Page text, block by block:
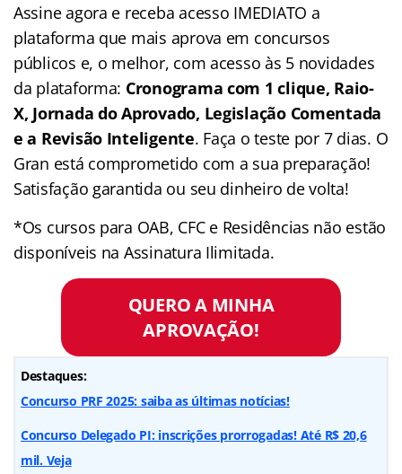
Assine agora e receba acesso IMEDIATO a
plataforma que mais aprova em concursos
públicos e, o melhor, com acesso às 5 novidades
da plataforma: Cronograma com 1 clique, Raio-
X, Jornada do Aprovado, Legislação Comentada
e a Revisão Inteligente. Faça o teste por 7 dias. O
Gran está comprometido com a sua preparação!
Satisfação garantida ou seu dinheiro de volta!
*Os cursos para OAB, CFC e Residências não estão
disponíveis na Assinatura Ilimitada.
QUERO A MINHA
APROVAÇÃO!
Destaques:
Concurso PRF 2025: saiba as últimas notícias!
Concurso Delegado PI: inscrições prorrogadas! Até R$ 20,6
mil. Veja